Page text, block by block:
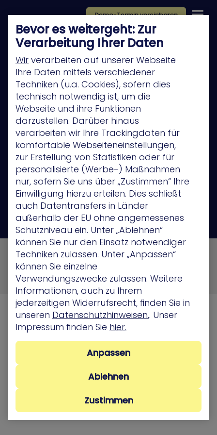
Demo-Termin vereinbaren
Platform
Company
Technology Partners
Privacy Policy
Anwendungsfälle
Privacy Policy
© 2026 XM Cyber All Rights Reserved
Privacy Policy Terms of Use
Security, Compliance and Privacy
Bevor es weitergeht: Zur
Verarbeitung Ihrer Daten
Wir verarbeiten auf unserer Webseite
Ihre Daten mittels verschiedener
Techniken (u.a. Cookies), sofern dies
technisch notwendig ist, um die
Webseite und ihre Funktionen
darzustellen. Darüber hinaus
verarbeiten wir Ihre Trackingdaten für
komfortable Webseiteneinstellungen,
zur Erstellung von Statistiken oder für
personalisierte (Werbe-) Maßnahmen
nur, sofern Sie uns über „Zustimmen“ Ihre
Einwilligung hierzu erteilen. Dies schließt
auch Datentransfers in Länder
außerhalb der EU ohne angemessenes
Schutzniveau ein. Unter „Ablehnen“
können Sie nur den Einsatz notwendiger
Techniken zulassen. Unter „Anpassen“
können Sie einzelne
Verwendungszwecke zulassen. Weitere
Informationen, auch zu Ihrem
jederzeitigen Widerrufsrecht, finden Sie in
unseren Datenschutzhinweisen.. Unser
Impressum finden Sie hier.
Ablehnen
Zustimmen
Anpassen